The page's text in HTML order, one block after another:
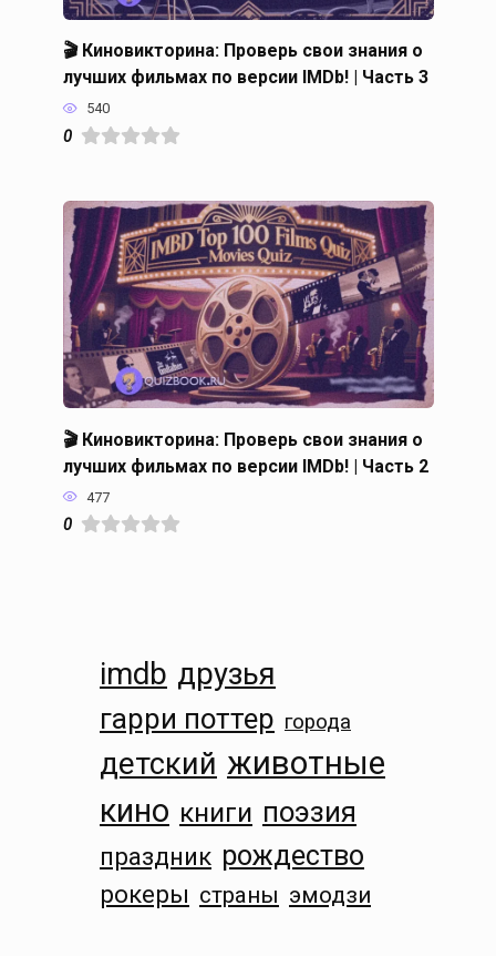
🎬 Киновикторина: Проверь свои знания о
лучших фильмах по версии IMDb! | Часть 3
540
0
🎬 Киновикторина: Проверь свои знания о
лучших фильмах по версии IMDb! | Часть 2
477
0
imdb друзья
гарри поттер города
детский животные
кино книги поэзия
праздник рождество
рокеры страны эмодзи